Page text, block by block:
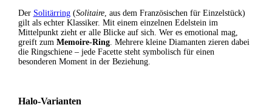
Der Solitärring(Solitaire, aus dem Französischen für Einzelstück)
gilt als echter Klassiker. Mit einem einzelnen Edelstein im
Mittelpunkt zieht er alle Blicke auf sich. Wer es emotional mag,
greift zum Memoire-Ring. Mehrere kleine Diamanten zieren dabei
die Ringschiene – jede Facette steht symbolisch für einen
besonderen Moment in der Beziehung.
Halo-Varianten